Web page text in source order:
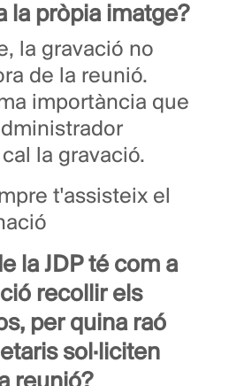
la pròpia imatge?
la gravació no
de la reunió.
importància que
la gravació.
t'assisteix el
la JDP té com a
recollir els
per quina raó
sol·liciten